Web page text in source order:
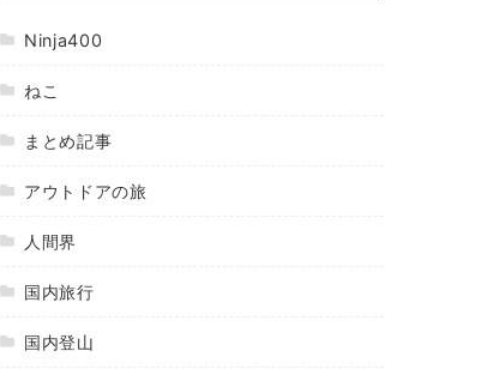
Ninja400
ねこ
まとめ記事
アウトドアの旅
人間界
国内旅行
国内登山